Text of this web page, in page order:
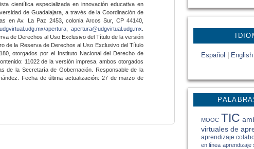
Español English
MOOC TIC
virtuales de
aprendizaje
en línea aprendizaje
científica especializada en innovación educativa en
de Guadalajara, a través de la Coordinación de
en Av. La Paz 2453, colonia Arcos Sur, CP 44140,
apertura apertura@udgvirtual.udg.mx
de Derechos al Uso Exclusivo del Título de la versión
de la Reserva de Derechos al Uso Exclusivo del Título
otorgados por el Instituto Nacional del Derecho de
11022 de la versión impresa, ambos otorgados
de la Secretaría de Gobernación. Responsable de la
Fecha de última actualización: 27 de marzo de